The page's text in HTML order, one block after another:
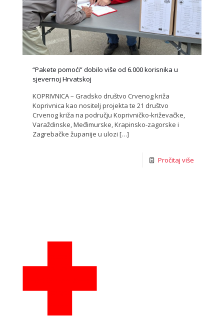
“Pakete pomoći” dobilo više od 6.000 korisnika u
sjevernoj Hrvatskoj
KOPRIVNICA – Gradsko društvo Crvenog križa
Koprivnica kao nositelj projekta te 21 društvo
Crvenog križa na području Koprivničko-križevačke,
Varaždinske, Međimurske, Krapinsko-zagorske i
Zagrebačke županije u ulozi […]
Pročitaj više